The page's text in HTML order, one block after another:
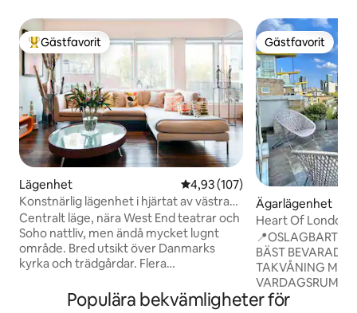
Populär gästfavorit
Gästfavorit
Lägenhet 4,93 av 5 i genomsnittligt
4,93 (107)
Konstnärlig lägenhet i hjärtat av västra
London
Centralt läge, nära West End teatrar och
Soho nattliv, men ändå mycket lugnt
område. Bred utsikt över Danmarks
kyrka och trädgårdar. Flera
och ingång. Dame j Gör utrymmet till ditt
eget, men Dylan är tillgänglig för råd och
Gästfavorit
Gästfavorit
Ägarlägenhet
Heart Of London
av LND City
📍OSLAGBART
BÄST BEVARADE
TAKVÅNING MED
VARDAGSRUM
MÖTS. Detta arkitektoniska mästerverk
Populära bekvämligheter för